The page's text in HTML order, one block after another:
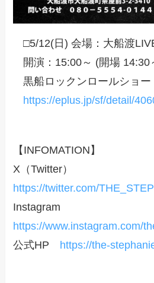
□5/12(日) 会場：大船渡
開演：15:00～ (開場 14:30
黒船ロックンロールショー
https://eplus.jp/sf/detail/
【INFOMATION】
X（Twitter）
https://twitter.com/
Instagram
https://www.instagram.com/
公式HP https://the-